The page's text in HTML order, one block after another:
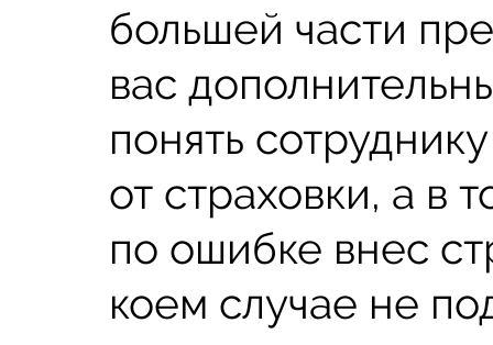
большей части
вас
понять
от страховки, а в
по ошибке внес
коем случае не